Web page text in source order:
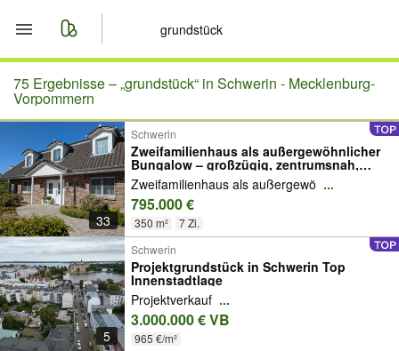
Start
Merkliste
Nachrichten
Anzeige aufgeben
75 Ergebnisse –„grundstück“ in Schwerin - Mecklenburg-
Vorpommern
33
Schwerin
Zweifamilienhaus als außergewöhnlicher
Bungalow – großzügig, zentrumsnah,
stilvoll
Zweifamilienhaus als außergewö ...
795.000 €
350 m² 7 Zi.
5
Schwerin
Projektgrundstück in Schwerin Top
Innenstadtlage
Projektverkauf ...
3.000.000 € VB
965 €/m²